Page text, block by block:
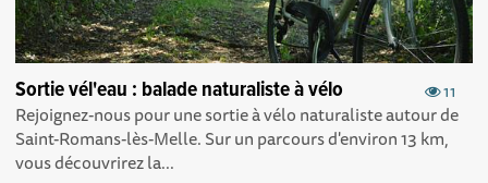
11
Sortie vél'eau : balade naturaliste à vélo
Rejoignez-nous pour une sortie à vélo naturaliste autour de
Saint-Romans-lès-Melle. Sur un parcours d'environ 13 km,
vous découvrirez la...